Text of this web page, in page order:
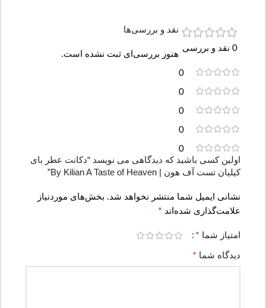
0 نقد و بررسی
0
0
0
0
0
نقد و بررسی‌ها
هنوز بررسی‌ای ثبت نشده است.
اولین کسی باشید که دیدگاهی می نویسد “دکانت عطر بای
کیلیان تست آف هون | By Kilian A Taste of Heaven”
نشانی ایمیل شما منتشر نخواهد شد. بخش‌های موردنیاز
علامت‌گذاری شده‌اند *
امتیاز شما *
دیدگاه شما *